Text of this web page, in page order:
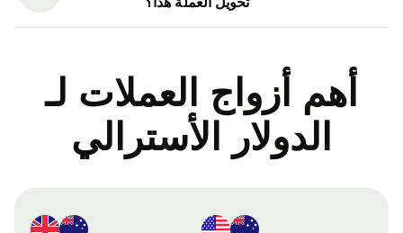
أهم أزواج العملات لـ
الدولار الأسترالي